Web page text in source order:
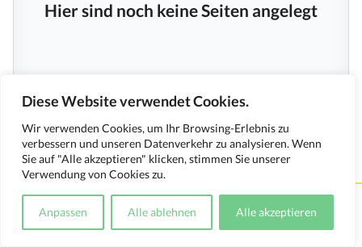
Diese Website verwendet Cookies.
Wir verwenden Cookies, um Ihr Browsing-Erlebnis zu
verbessern und unseren Datenverkehr zu analysieren. Wenn
Sie auf "Alle akzeptieren" klicken, stimmen Sie unserer
Verwendung von Cookies zu.
Anpassen Alle ablehnen Alle akzeptieren
Hier sind noch keine Seiten angelegt
Kontakt Impressum Datenschutzerklärung
Medienverwendungsnachweis